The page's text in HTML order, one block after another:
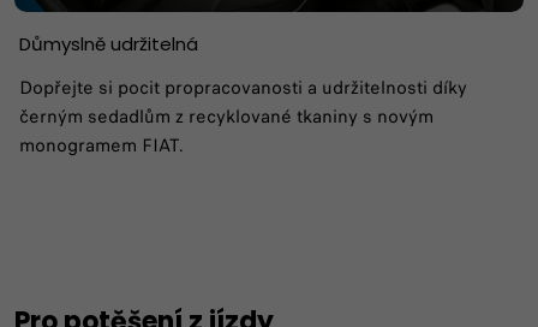
Důmyslně udržitelná
Dopřejte si pocit propracovanosti a udržitelnosti díky
černým sedadlům z recyklované tkaniny s novým
monogramem FIAT.